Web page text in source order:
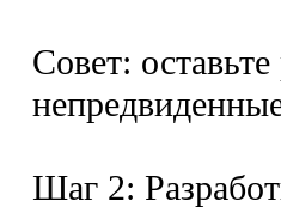
Совет:
Шаг 2: